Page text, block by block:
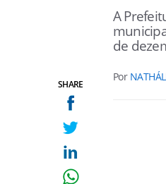
SHARE
A
de
Por